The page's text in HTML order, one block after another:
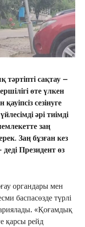
сақтау –
өте үлкен
сезінуге
әрі тиімді
заң
Заң бұзған кез
Президент өз
органдары мен
баспасөзде түрлі
«Қоғамдық
қарсы рейд